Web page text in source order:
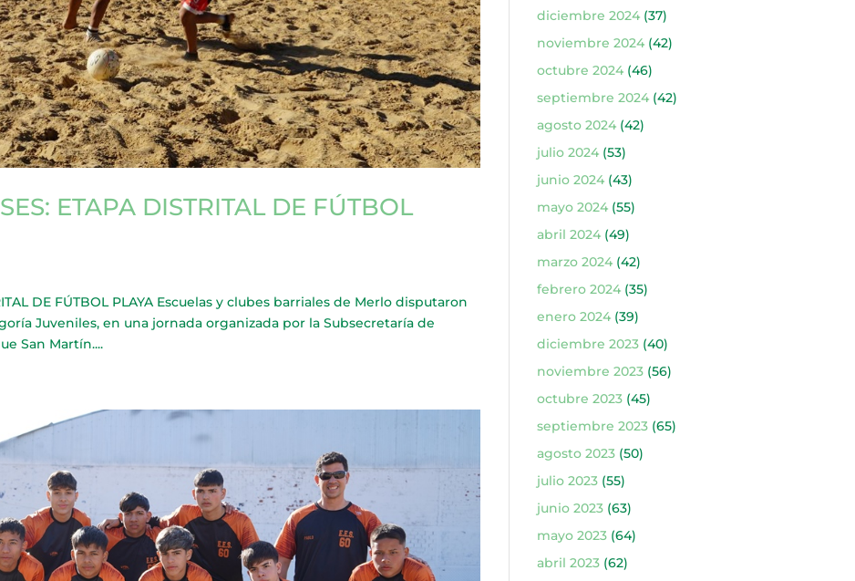
ETAPA DISTRITAL DE FÚTBOL
DE FÚTBOL PLAYA Escuelas y clubes barriales de Merlo disputaron
Juveniles, en una jornada organizada por la Subsecretaría de
San Martín....
diciembre 2024(37)
noviembre 2024(42)
octubre 2024(46)
septiembre 2024(42)
agosto 2024(42)
julio 2024(53)
junio 2024(43)
mayo 2024(55)
abril 2024(49)
marzo 2024(42)
febrero 2024(35)
enero 2024(39)
diciembre 2023(40)
noviembre 2023(56)
octubre 2023(45)
septiembre 2023(65)
agosto 2023(50)
julio 2023(55)
junio 2023(63)
mayo 2023(64)
abril 2023(62)